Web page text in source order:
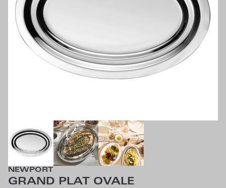
NEWPORT
GRAND PLAT OVALE